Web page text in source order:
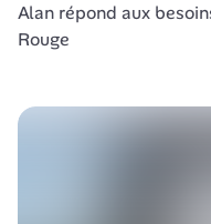
Alan répond aux
Rouge